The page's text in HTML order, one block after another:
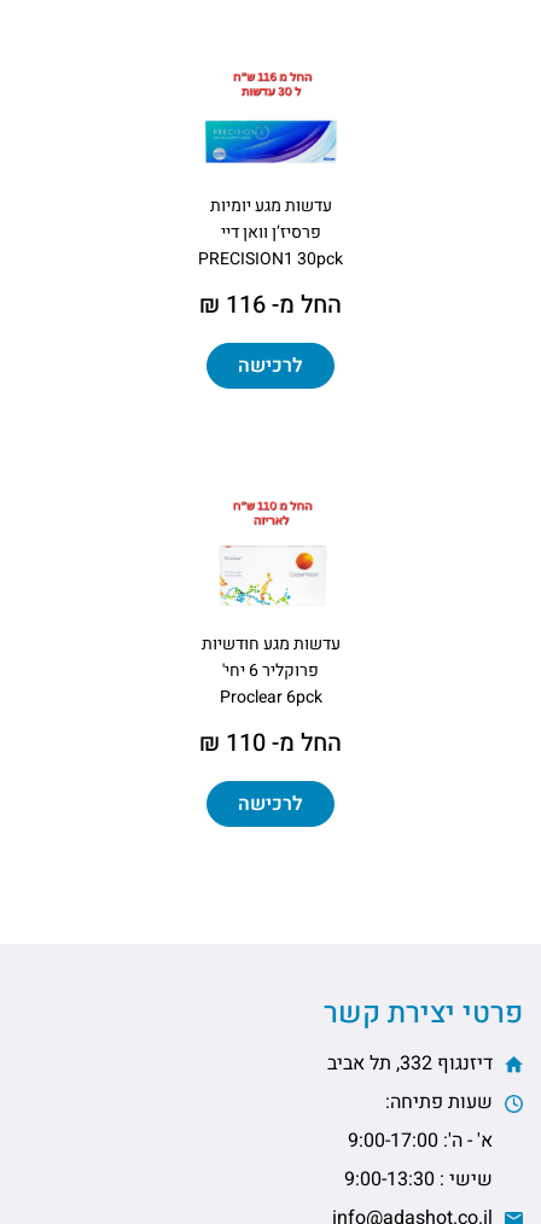
עדשות מגע יומיות
פרסיז’ן וואן דיי
PRECISION1 30pck
החל מ- 116 ₪
לרכישה
עדשות מגע חודשיות
פרוקליר 6 יחי'
Proclear 6pck
החל מ- 110 ₪
לרכישה
פרטי יצירת קשר
דיזנגוף 332, תל אביב
שעות פתיחה:
א' - ה': 9:00-17:00
שישי : 9:00-13:30